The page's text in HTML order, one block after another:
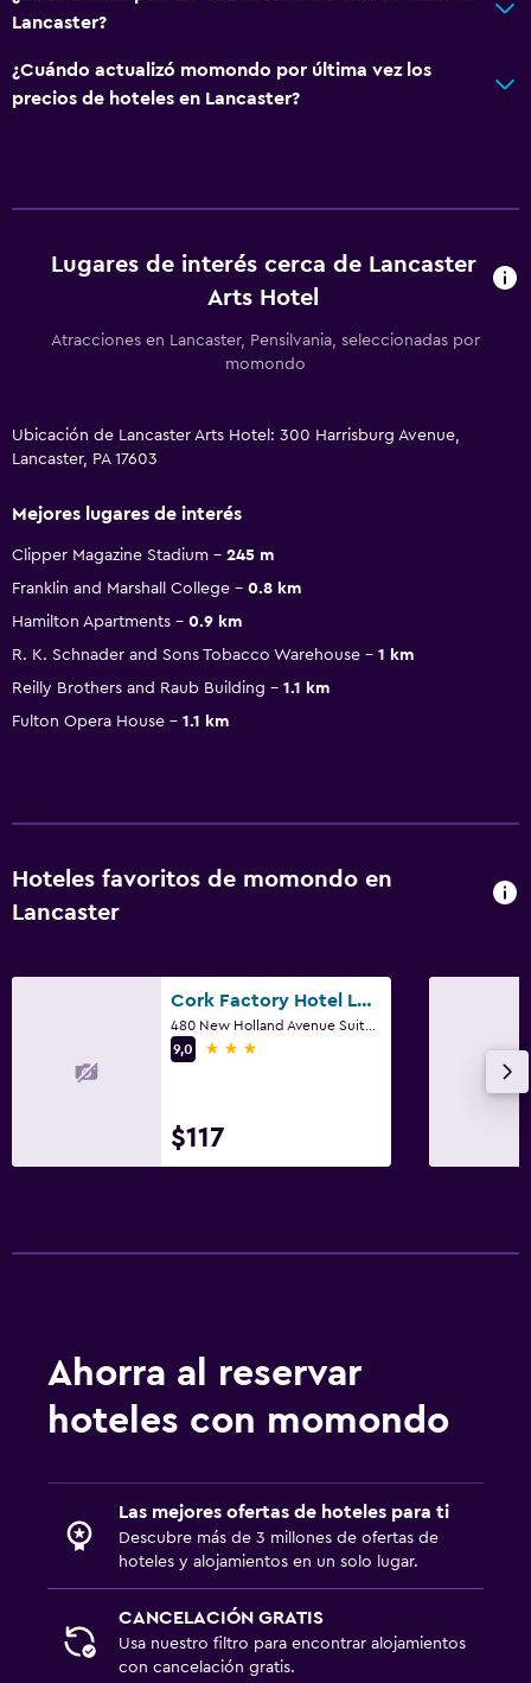
Lancaster?
¿Cuándo actualizó momondo por última vez los
precios de hoteles en Lancaster?
Lugares de interés cerca de Lancaster
Arts Hotel
Atracciones en Lancaster, Pensilvania, seleccionadas por
momondo
Ubicación de Lancaster Arts Hotel: 300 Harrisburg Avenue,
Lancaster, PA 17603
Mejores lugares de interés
Clipper Magazine Stadium
245 m
Franklin and Marshall College
0.8 km
Hamilton Apartments
0.9 km
R. K. Schnader and Sons Tobacco Warehouse
1 km
Reilly Brothers and Raub Building
1.1 km
Fulton Opera House
1.1 km
Hoteles favoritos de momondo en
Lancaster
Cork Factory Hotel Lancaster
9,0
3 estrellas
$117
Ahorra al reservar
hoteles con momondo
Las mejores ofertas de hoteles para ti
Descubre más de 3 millones de ofertas de
hoteles y alojamientos en un solo lugar.
CANCELACIÓN GRATIS
Usa nuestro filtro para encontrar alojamientos
con cancelación gratis.